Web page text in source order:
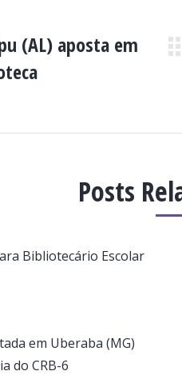
(AL) aposta em
Posts
Bibliotecário Escolar
em Uberaba (MG)
do CRB-6